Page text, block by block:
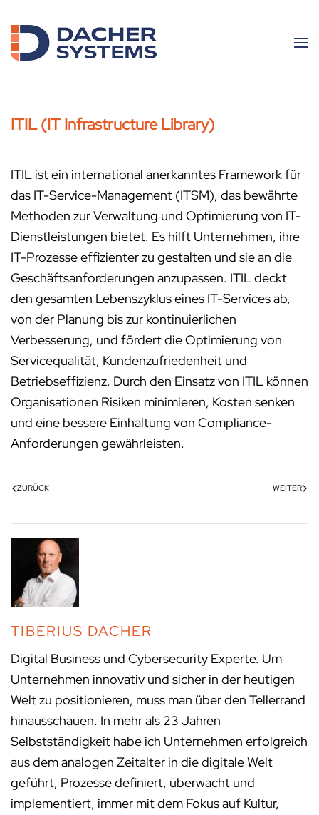
Skip to main content
ITIL (IT Infrastructure Library)
ITIL ist ein international anerkanntes Framework für
das IT-Service-Management (ITSM), das bewährte
Methoden zur Verwaltung und Optimierung von IT-
Dienstleistungen bietet. Es hilft Unternehmen, ihre
IT-Prozesse effizienter zu gestalten und sie an die
Geschäftsanforderungen anzupassen. ITIL deckt
den gesamten Lebenszyklus eines IT-Services ab,
von der Planung bis zur kontinuierlichen
Verbesserung, und fördert die Optimierung von
Servicequalität, Kundenzufriedenheit und
Betriebseffizienz. Durch den Einsatz von ITIL können
Organisationen Risiken minimieren, Kosten senken
und eine bessere Einhaltung von Compliance-
Anforderungen gewährleisten.
ZURÜCK WEITER
TIBERIUS DACHER
Digital Business und Cybersecurity Experte. Um
Unternehmen innovativ und sicher in der heutigen
Welt zu positionieren, muss man über den Tellerrand
hinausschauen. In mehr als 23 Jahren
Selbstständigkeit habe ich Unternehmen erfolgreich
aus dem analogen Zeitalter in die digitale Welt
geführt, Prozesse definiert, überwacht und
implementiert, immer mit dem Fokus auf Kultur,